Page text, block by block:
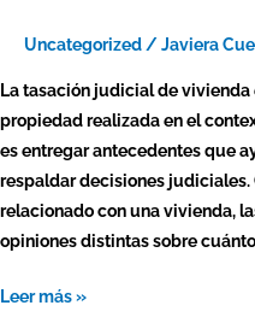
Uncategorized /Javiera
La tasación judicial de
propiedad realizada en el
es entregar antecedentes que
respaldar decisiones
relacionado con una vivienda,
opiniones distintas sobre
Leer más »